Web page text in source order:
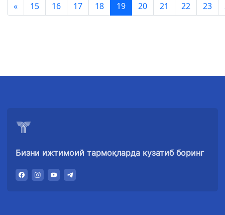
« 15 16 17 18 19 20 21 22 23
Бизни ижтимоий тармоқларда кузатиб боринг